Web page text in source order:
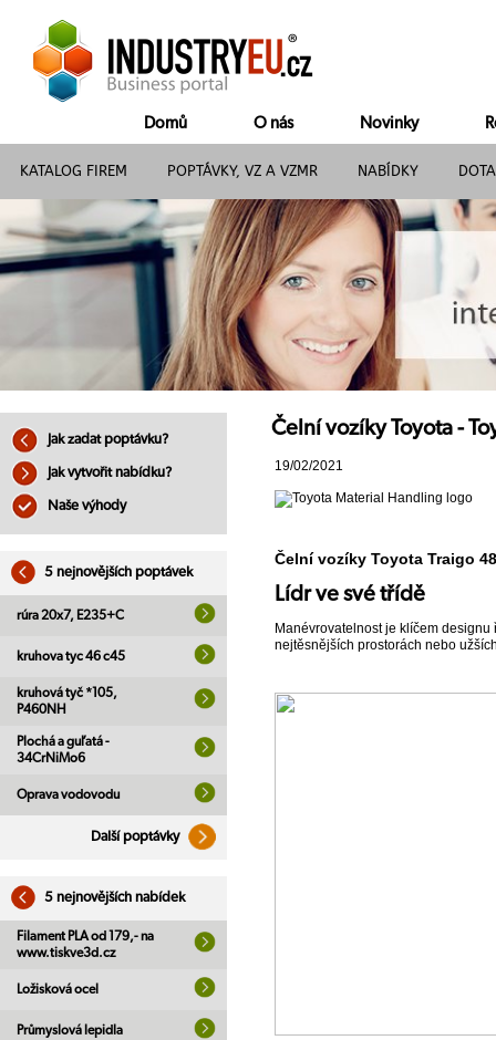
Domů O nás Novinky
KATALOG FIREM POPTÁVKY, VZ A VZMR NABÍDKY
Jak zadat poptávku?
Jak vytvořit nabídku?
Naše výhody
5 nejnovějších poptávek
rúra 20x7, E235+C
kruhova tyc 46 c45
kruhová tyč *105,
P460NH
Plochá a guľatá -
34CrNiMo6
Oprava vodovodu
Další poptávky
5 nejnovějších nabídek
Filament PLA od 179,- na
www.tiskve3d.cz
Ložisková ocel
Průmyslová lepidla
Čelní vozíky Toyota -
19/02/2021
Čelní vozíky Toyota Traigo 48
Lídr ve své třídě
Manévrovatelnost je klíčem
nejtěsnějších prostorách nebo